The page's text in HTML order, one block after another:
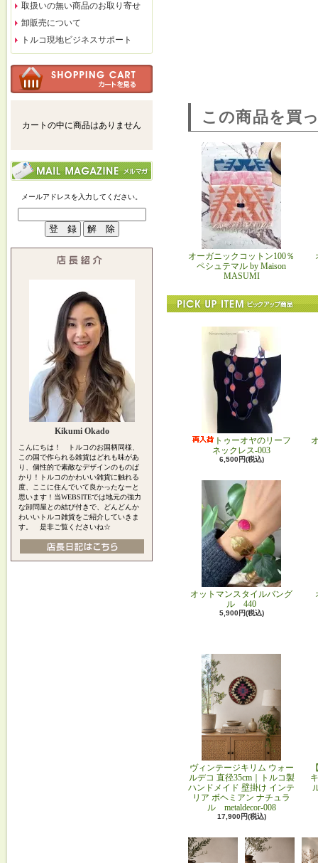
取扱いの無い商品のお取り寄せ
卸販売について
トルコ現地ビジネスサポート
カートの中に商品はありません
メールアドレスを入力してください。
Kikumi Okado
こんにちは！ トルコのお国柄同様、
この国で作られる雑貨はどれも味があ
り、個性的で素敵なデザインのものば
かり！トルコのかわいい雑貨に触れる
度、ここに住んでいて良かったなーと
思います！当WEBSITEでは地元の強力
な卸問屋との結び付きで、どんどんか
わいいトルコ雑貨をご紹介していきま
す。 是非ご覧くださいね☆
この商品を買
オーガニックコットン100％
ペシュテマル by Maison
MASUMI
トゥーオヤのリーフ
ネックレス-003
6,500円(税込)
オットマンスタイルバング
ル 440
5,900円(税込)
ヴィンテージキリム ウォー
ルデコ 直径35cm｜トルコ製
ハンドメイド 壁掛け インテ
リア ボヘミアン ナチュラ
ル metaldecor-008
17,900円(税込)